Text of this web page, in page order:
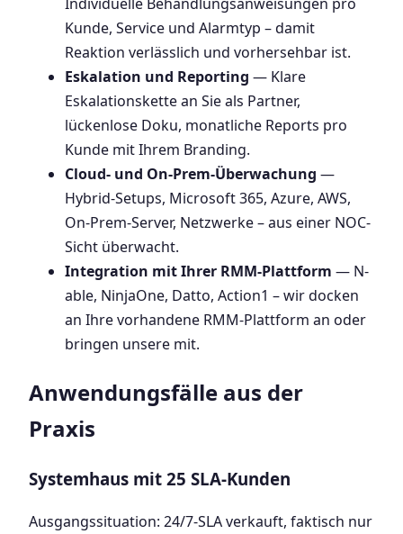
Kunde, Service und Alarmtyp – damit
Reaktion verlässlich und vorhersehbar ist.
Eskalation und Reporting — Klare
Eskalationskette an Sie als Partner,
lückenlose Doku, monatliche Reports pro
Kunde mit Ihrem Branding.
Cloud- und On-Prem-Überwachung —
Hybrid-Setups, Microsoft 365, Azure, AWS,
On-Prem-Server, Netzwerke – aus einer NOC-
Sicht überwacht.
Integration mit Ihrer RMM-Plattform — N-
able, NinjaOne, Datto, Action1 – wir docken
an Ihre vorhandene RMM-Plattform an oder
bringen unsere mit.
Anwendungsfälle aus der
Praxis
Systemhaus mit 25 SLA-Kunden
Ausgangssituation: 24/7-SLA verkauft, faktisch nur